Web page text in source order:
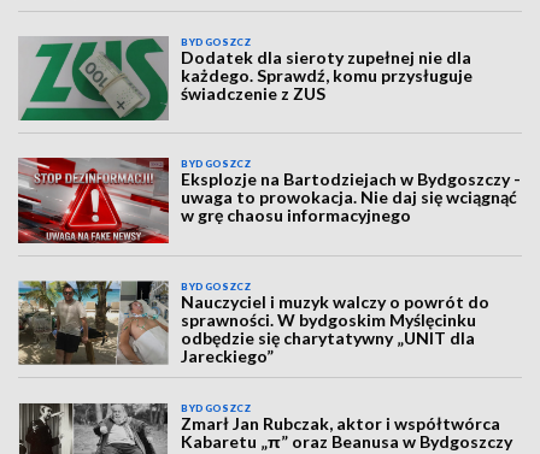
BYDGOSZCZ
Dodatek dla sieroty zupełnej nie dla
każdego. Sprawdź, komu przysługuje
świadczenie z ZUS
BYDGOSZCZ
Eksplozje na Bartodziejach w Bydgoszczy -
uwaga to prowokacja. Nie daj się wciągnąć
w grę chaosu informacyjnego
BYDGOSZCZ
Nauczyciel i muzyk walczy o powrót do
sprawności. W bydgoskim Myślęcinku
odbędzie się charytatywny „UNIT dla
Jareckiego”
BYDGOSZCZ
Zmarł Jan Rubczak, aktor i współtwórca
Kabaretu „π” oraz Beanusa w Bydgoszczy